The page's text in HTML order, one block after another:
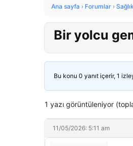
Ana sayfa › Forumlar ›
Bir yolcu
Bu konu 0 yanıt içerir, 1
1 yazı görüntüleniyor
11/05/2026: 5:11 am